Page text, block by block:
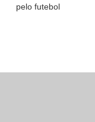
pelo futebol